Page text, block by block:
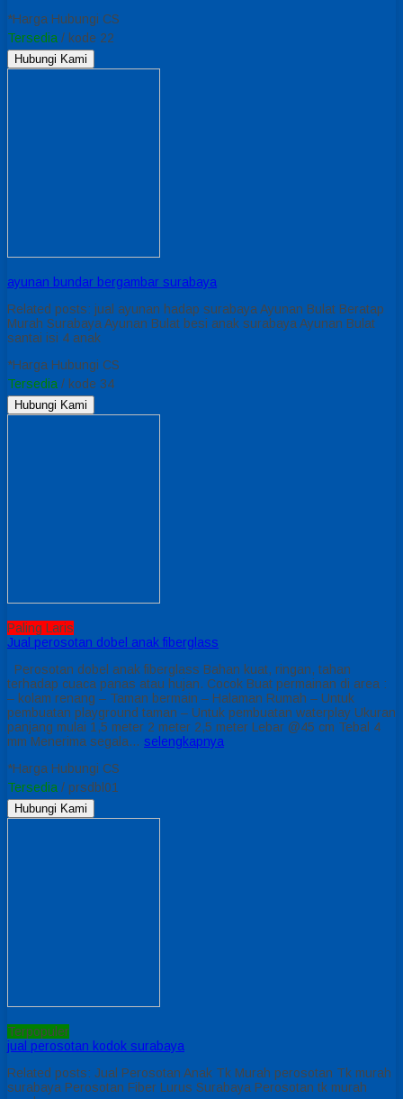
*Harga Hubungi CS
Tersedia / kode 22
Hubungi Kami
ayunan bundar bergambar surabaya
Related posts: jual ayunan hadap surabaya Ayunan Bulat Beratap
Murah Surabaya Ayunan Bulat besi anak surabaya Ayunan Bulat
santai isi 4 anak
*Harga Hubungi CS
Tersedia / kode 34
Hubungi Kami
Paling Laris
Jual perosotan dobel anak fiberglass
Perosotan dobel anak fiberglass Bahan kuat, ringan, tahan
terhadap cuaca panas atau hujan. Cocok Buat permainan di area :
– kolam renang – Taman bermain – Halaman Rumah – Untuk
pembuatan playground taman – Untuk pembuatan waterplay Ukuran
panjang mulai 1,5 meter 2 meter 2,5 meter Lebar @45 cm Tebal 4
mm Menerima segala… selengkapnya
*Harga Hubungi CS
Tersedia / prsdbl01
Hubungi Kami
Terpopuler
jual perosotan kodok surabaya
Related posts: Jual Perosotan Anak Tk Murah perosotan Tk murah
surabaya Perosotan Fiber Lurus Surabaya Perosotan tk murah